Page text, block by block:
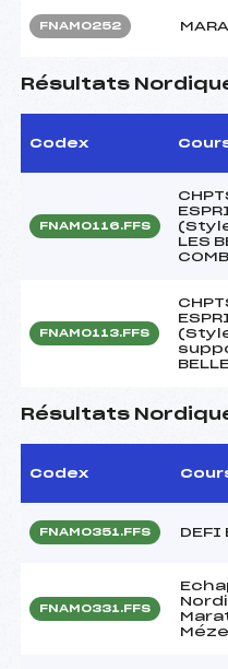
FNAM0252
Résultats
Codex
FNAM0116.FFS
LES
FNAM0113.FFS
Résultats
Codex
FNAM0351.FFS DEFI
FNAM0331.FFS